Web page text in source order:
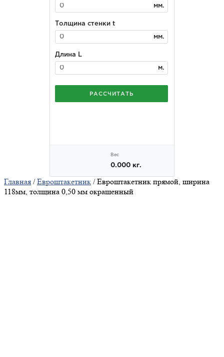
Главная /Евроштакетник / Евроштакетник прямой, ширина
118мм, толщина 0,50 мм окрашенный